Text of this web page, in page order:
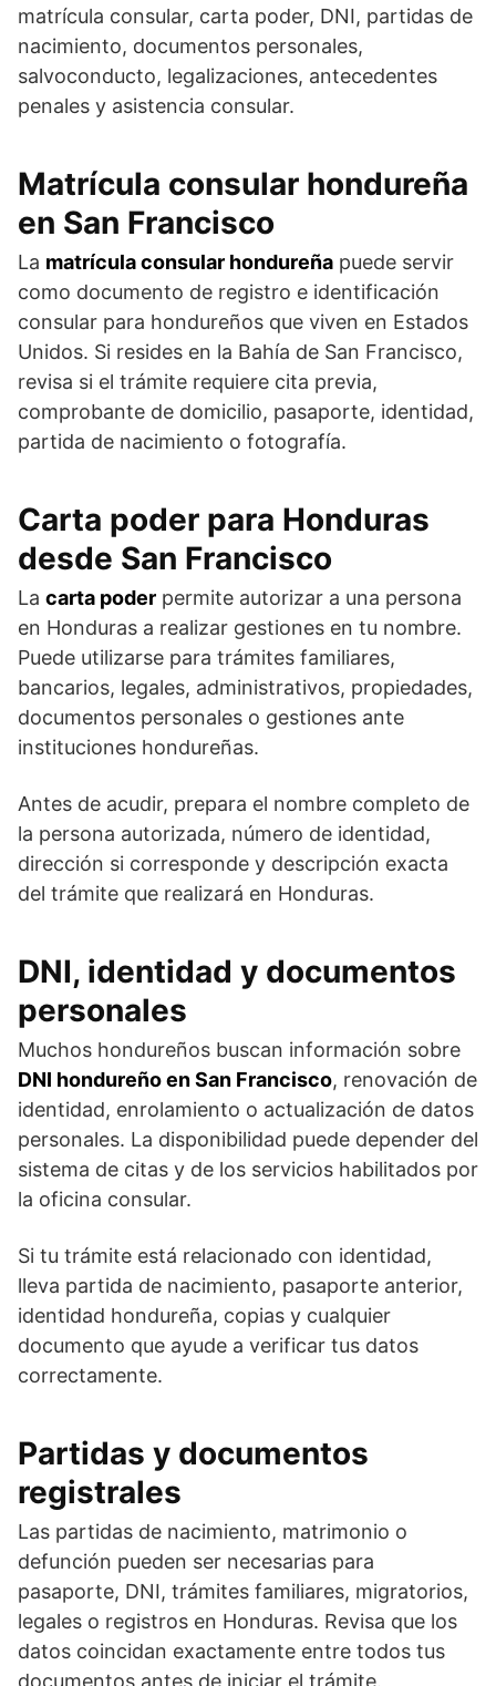
matrícula consular, carta poder, DNI, partidas de
nacimiento, documentos personales,
salvoconducto, legalizaciones, antecedentes
penales y asistencia consular.
Matrícula consular hondureña
en San Francisco
La matrícula consular hondureña puede servir
como documento de registro e identificación
consular para hondureños que viven en Estados
Unidos. Si resides en la Bahía de San Francisco,
revisa si el trámite requiere cita previa,
comprobante de domicilio, pasaporte, identidad,
partida de nacimiento o fotografía.
Carta poder para Honduras
desde San Francisco
La carta poder permite autorizar a una persona
en Honduras a realizar gestiones en tu nombre.
Puede utilizarse para trámites familiares,
bancarios, legales, administrativos, propiedades,
documentos personales o gestiones ante
instituciones hondureñas.
Antes de acudir, prepara el nombre completo de
la persona autorizada, número de identidad,
dirección si corresponde y descripción exacta
del trámite que realizará en Honduras.
DNI, identidad y documentos
personales
Muchos hondureños buscan información sobre
DNI hondureño en San Francisco, renovación de
identidad, enrolamiento o actualización de datos
personales. La disponibilidad puede depender del
sistema de citas y de los servicios habilitados por
la oficina consular.
Si tu trámite está relacionado con identidad,
lleva partida de nacimiento, pasaporte anterior,
identidad hondureña, copias y cualquier
documento que ayude a verificar tus datos
correctamente.
Partidas y documentos
registrales
Las partidas de nacimiento, matrimonio o
defunción pueden ser necesarias para
pasaporte, DNI, trámites familiares, migratorios,
legales o registros en Honduras. Revisa que los
datos coincidan exactamente entre todos tus